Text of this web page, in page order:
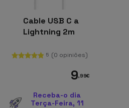
Cable USB C a
Lightning 2m
5 (0 opiniões)
9,99€
Receba-o dia
Terça-Feira, 11